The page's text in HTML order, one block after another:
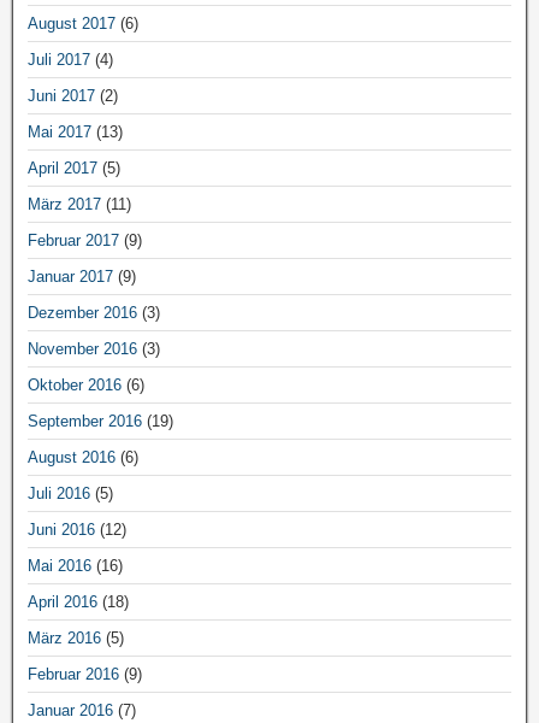
August 2017 (6)
Juli 2017 (4)
Juni 2017 (2)
Mai 2017 (13)
April 2017 (5)
März 2017 (11)
Februar 2017 (9)
Januar 2017 (9)
Dezember 2016 (3)
November 2016 (3)
Oktober 2016 (6)
September 2016 (19)
August 2016 (6)
Juli 2016 (5)
Juni 2016 (12)
Mai 2016 (16)
April 2016 (18)
März 2016 (5)
Februar 2016 (9)
Januar 2016 (7)